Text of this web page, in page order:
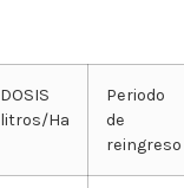
DOSIS
litros/Ha
Periodo
de
reingreso